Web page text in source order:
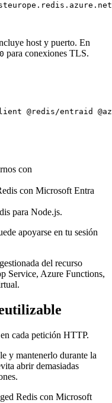
host y puerto. En
para conexiones TLS.
@redis/entraid
con
con Microsoft Entra
para Node.js.
apoyarse en tu sesión
del recurso
Service, Azure Functions,
cada petición HTTP.
y mantenerlo durante la
abrir demasiadas
Redis con Microsoft